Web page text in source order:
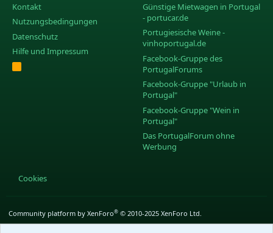
Kontakt
Nutzungsbedingungen
Datenschutz
Hilfe und Impressum
R
S
Günstige Mietwagen in Portugal
- portucar.de
Portugiesische Weine -
vinhoportugal.de
Facebook-Gruppe des
PortugalForums
Facebook-Gruppe "Urlaub in
Portugal"
Facebook-Gruppe "Wein in
Portugal"
Das PortugalForum ohne
Werbung
Cookies
Community platform by XenForo® © 2010-2025 XenForo Ltd.